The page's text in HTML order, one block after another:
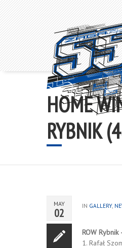
HOME
RYBNIK
MAY
02 IN GALLERY,
ROW Rybnik
1. Rafał